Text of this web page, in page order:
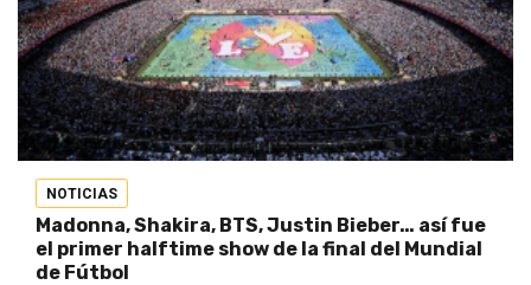
NOTICIAS
Madonna, Shakira, BTS, Justin Bieber… así fue
el primer halftime show de la final del Mundial
de Fútbol